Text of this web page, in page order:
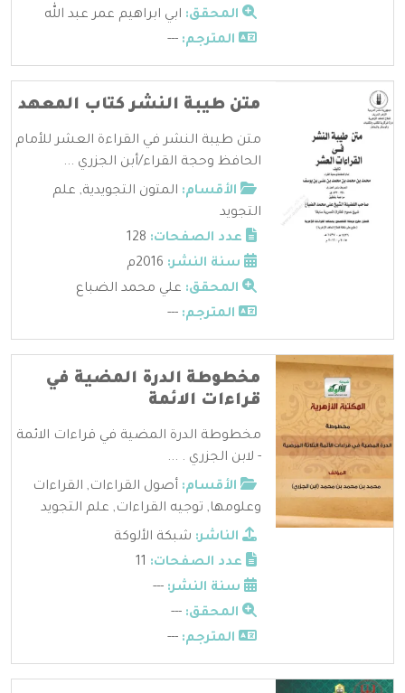
المحقق: ابي ابراهيم عمر عبد الله
المترجم: ---
متن طيبة النشر كتاب المعهد
متن طيبة النشر في القراءة العشر للأمام
الحافظ وحجة القراء/أبن الجزري ...
الأقسام: المتون التجويدية, علم
التجويد
عدد الصفحات:
سنة النشر:
المحقق: علي محمد الضباع
المترجم: ---
مخطوطة الدرة المضية في
قراءات الائمة
مخطوطة الدرة المضية في قراءات الائمة
- لابن الجزري . ...
الأقسام: أصول القراءات, القراءات
وعلومها, توجيه القراءات, علم التجويد
الناشر: شبكة الألوكة
عدد الصفحات:
سنة النشر: ---
المحقق: ---
المترجم: ---